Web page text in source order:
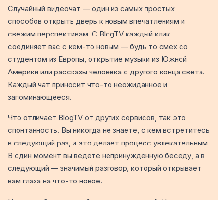
Случайный видеочат — один из самых простых
способов открыть дверь к новым впечатлениям и
свежим перспективам. С BlogTV каждый клик
соединяет вас с кем-то новым — будь то смех со
студентом из Европы, открытие музыки из Южной
Америки или рассказы человека с другого конца света.
Каждый чат приносит что-то неожиданное и
запоминающееся.
Что отличает BlogTV от других сервисов, так это
спонтанность. Вы никогда не знаете, с кем встретитесь
в следующий раз, и это делает процесс увлекательным.
В один момент вы ведете непринужденную беседу, а в
следующий — значимый разговор, который открывает
вам глаза на что-то новое.